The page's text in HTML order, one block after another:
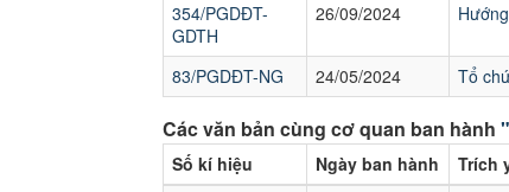
354/PGDĐT-
GDTH
26/09/2024
83/PGDĐT-NG 24/05/2024 Tổ
Các văn bản cùng cơ quan ban hành
Số kí hiệu Ngày ban hành
Trích